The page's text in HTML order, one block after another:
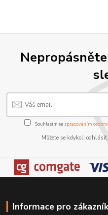
Souhlasím se zpracováním
Můžete se kdykoli
Informace pro